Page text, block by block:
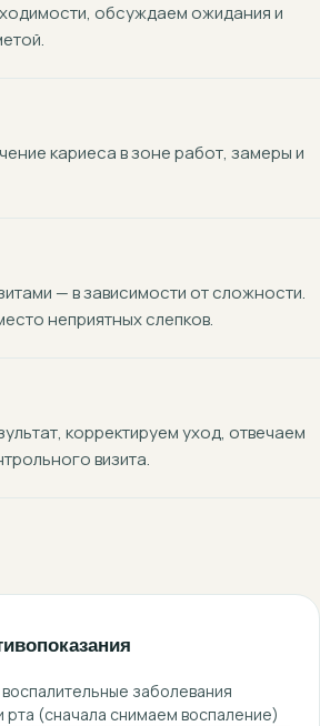
обсуждаем ожидания и
кариеса в зоне работ, замеры и
— в зависимости от сложности.
неприятных слепков.
корректируем уход, отвечаем
визита.
заболевания
рта (сначала снимаем воспаление)